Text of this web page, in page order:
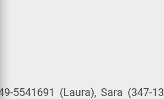
5541691 (Laura), Sara (347-